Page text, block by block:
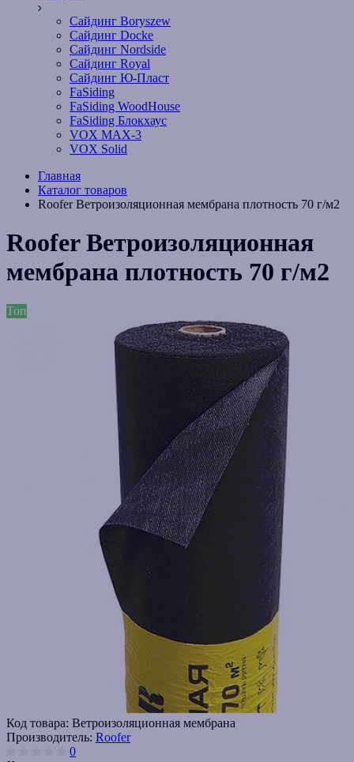
Сайдинг Boryszew
Сайдинг Docke
Сайдинг Nordside
Сайдинг Royal
Сайдинг Ю-Пласт
FaSiding
FaSiding WoodHouse
FaSiding Блокхаус
VOX MAX-3
VOX Solid
Главная
Каталог товаров
Roofer Ветроизоляционная мембрана плотность 70 г/м2
Roofer Ветроизоляционная
мембрана плотность 70 г/м2
Топ
Код товара: Ветроизоляционная мембрана
Производитель: Roofer
0